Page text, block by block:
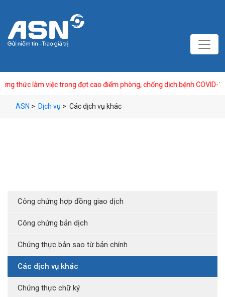
thức làm việc trong đợt cao điểm phòng, chống dịch bệnh COVID-19
ASN > Dịch vụ > Các dịch vụ khác
Công chứng hợp đồng giao dịch
Công chứng bản dịch
Chứng thực bản sao từ bản chính
Các dịch vụ khác
Chứng thực chữ ký